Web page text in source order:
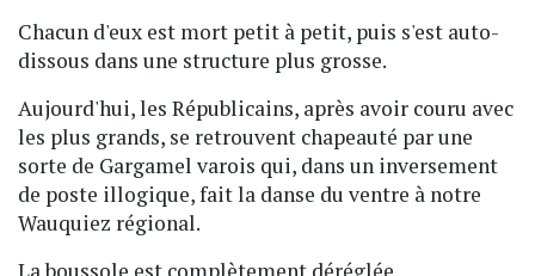
Chacun d'eux est mort petit à petit, puis s'est auto-
dissous dans une structure plus grosse.
Aujourd'hui, les Républicains, après avoir couru avec
les plus grands, se retrouvent chapeauté par une
sorte de Gargamel varois qui, dans un inversement
de poste illogique, fait la danse du ventre à notre
Wauquiez régional.